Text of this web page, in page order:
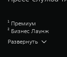
¹ Премиум
² Бизнес Лаунж
³ Хай-Перформанс
⁴ Эдишен Уан
Развернуть